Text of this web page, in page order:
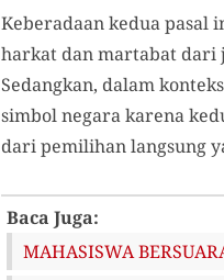
Keberadaan kedua pasal
harkat dan martabat dari
Sedangkan, dalam
simbol negara karena
dari pemilihan langsung
Baca Juga:
MAHASISWA